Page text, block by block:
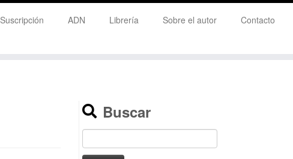
Suscripción ADN Librería Sobre el autor Contacto
Buscar
Buscar: